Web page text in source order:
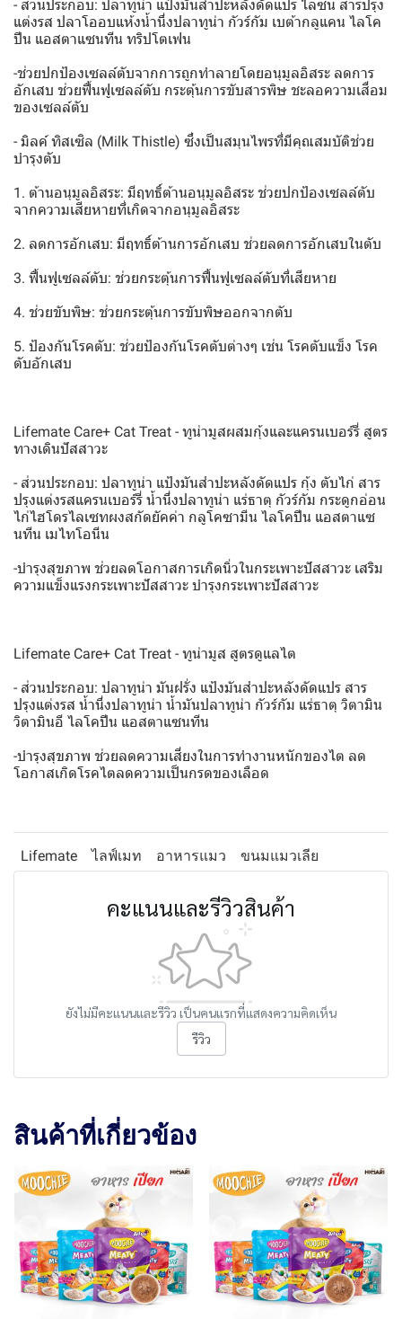
- ส่วนประกอบ: ปลาทูน่า แป้งมันสำปะหลังดัดแปร ไลซีน สารปรุง
แต่งรส ปลาโออบแห้งน้ำนึ่งปลาทูน่า กัวร์กัม เบต้ากลูแคน ไลโค
ปีน แอสตาแซนทีน ทริปโตเฟน
-ช่วยปกป้องเซลล์ตับจากการถูกทำลายโดยอนุมูลอิสระ ลดการ
อักเสบ ช่วยฟื้นฟูเซลล์ตับ กระตุ้นการขับสารพิษ ชะลอความเสื่อม
ของเซลล์ตับ
- มิลค์ ทิสเซิล (Milk Thistle) ซึ่งเป็นสมุนไพรที่มีคุณสมบัติช่วย
บำรุงตับ
1. ต้านอนุมูลอิสระ: มีฤทธิ์ต้านอนุมูลอิสระ ช่วยปกป้องเซลล์ตับ
จากความเสียหายที่เกิดจากอนุมูลอิสระ
2. ลดการอักเสบ: มีฤทธิ์ต้านการอักเสบ ช่วยลดการอักเสบในตับ
3. ฟื้นฟูเซลล์ตับ: ช่วยกระตุ้นการฟื้นฟูเซลล์ตับที่เสียหาย
4. ช่วยขับพิษ: ช่วยกระตุ้นการขับพิษออกจากตับ
5. ป้องกันโรคตับ: ช่วยป้องกันโรคตับต่างๆ เช่น โรคตับแข็ง โรค
ตับอักเสบ
Lifemate Care+ Cat Treat - ทูน่ามูสผสมกุ้งและแครนเบอร์รี่ สูตร
ทางเดินปัสสาวะ
- ส่วนประกอบ: ปลาทูน่า แป้งมันสำปะหลังดัดแปร กุ้ง ตับไก่ สาร
ปรุงแต่งรสแครนเบอร์รี่ น้ำนึ่งปลาทูน่า แร่ธาตุ กัวร์กัม กระดูกอ่อน
ไก่ไฮโดรไลเซทผงสกัดยัคค่า กลูโคซามีน ไลโคปีน แอสตาแซ
นทีน เมไทโอนีน
-บำรุงสุขภาพ ช่วยลดโอกาสการเกิดนิ่วในกระเพาะปัสสาวะ เสริม
ความแข็งแรงกระเพาะปัสสาวะ บำรุงกระเพาะปัสสาวะ
Lifemate Care+ Cat Treat - ทูน่ามูส สูตรดูแลไต
- ส่วนประกอบ: ปลาทูน่า มันฝรั่ง แป้งมันสำปะหลังดัดแปร สาร
ปรุงแต่งรส น้ำนึ่งปลาทูน่า น้ำมันปลาทูน่า กัวร์กัม แร่ธาตุ วิตามิน
วิตามินอี ไลโคปีน แอสตาแซนทีน
-บำรุงสุขภาพ ช่วยลดความเสี่ยงในการทำงานหนักของไต ลด
โอกาสเกิดโรคไตลดความเป็นกรดของเลือด
Lifemate ไลฟ์เมท อาหารแมว ขนมแมวเลีย
คะแนนและรีวิวสินค้า
ยังไม่มีคะแนนและรีวิว เป็นคนแรกที่แสดงความคิดเห็น
รีวิว
สินค้าที่เกี่ยวข้อง